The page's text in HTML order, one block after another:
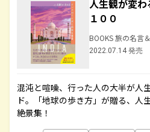
人生観が変
１００
BOOKS 旅の名言
2022.07.14 発売
混沌と喧噪、行った人の大半が人
ド。「地球の歩き方」が贈る、人
絶景集！